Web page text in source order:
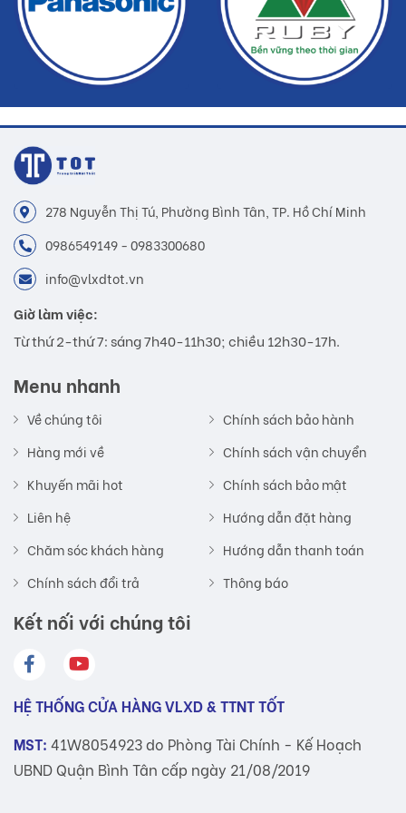
278 Nguyễn Thị Tú, Phường Bình Tân, TP. Hồ Chí Minh
0986549149 - 0983300680
info@vlxdtot.vn
Giờ làm việc:
Từ thứ 2-thứ 7: sáng 7h40-11h30; chiều 12h30-17h.
Menu nhanh
Về chúng tôi
Hàng mới về
Khuyến mãi hot
Liên hệ
Chăm sóc khách hàng
Chính sách đổi trả
Chính sách bảo hành
Chính sách vận chuyển
Chính sách bảo mật
Hướng dẫn đặt hàng
Hướng dẫn thanh toán
Thông báo
Kết nối với chúng tôi
HỆ THỐNG CỬA HÀNG VLXD & TTNT TỐT
MST: 41W8054923 do Phòng Tài Chính - Kế Hoạch
UBND Quận Bình Tân cấp ngày 21/08/2019